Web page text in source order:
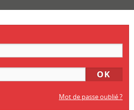
ÉCRITS PAR CET AUTEUR
Mot de passe oublié ?